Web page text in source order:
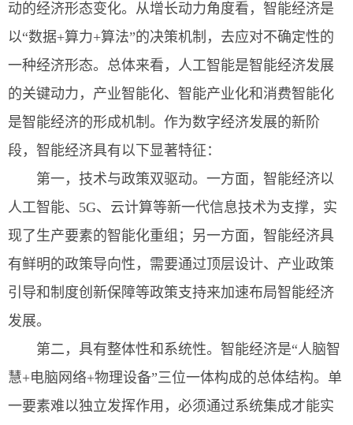
动的经济形态变化。从增长动力角度看，智能经济是
以“数据+算力+算法”的决策机制，去应对不确定性的
一种经济形态。总体来看，人工智能是智能经济发展
的关键动力，产业智能化、智能产业化和消费智能化
是智能经济的形成机制。作为数字经济发展的新阶
段，智能经济具有以下显著特征：
第一，技术与政策双驱动。一方面，智能经济以
人工智能、5G、云计算等新一代信息技术为支撑，实
现了生产要素的智能化重组；另一方面，智能经济具
有鲜明的政策导向性，需要通过顶层设计、产业政策
引导和制度创新保障等政策支持来加速布局智能经济
发展。
第二，具有整体性和系统性。智能经济是“人脑智
慧+电脑网络+物理设备”三位一体构成的总体结构。单
一要素难以独立发挥作用，必须通过系统集成才能实